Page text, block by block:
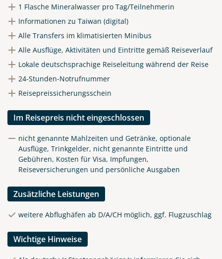
1 Flasche Mineralwasser pro Tag/Teilnehmerin
Informationen zu Taiwan (digital)
Alle Transfers im klimatisierten Minibus
Alle Ausflüge, Aktivitäten und Eintritte gemäß Reiseverlauf
Lokale deutschsprachige Reiseleitung während der Reise
24-Stunden-Notrufnummer
Reisepreissicherungsschein
Im Reisepreis nicht eingeschlossen
nicht genannte Mahlzeiten und Getränke, optionale
Ausflüge, Trinkgelder, nicht genannte Eintritte und
Gebühren, Kosten für Visa, Impfungen,
Reiseversicherungen und persönliche Ausgaben
Zusätzliche Leistungen
weitere Abflughäfen ab D/A/CH möglich, ggf. Flugzuschlag
Wichtige Hinweise